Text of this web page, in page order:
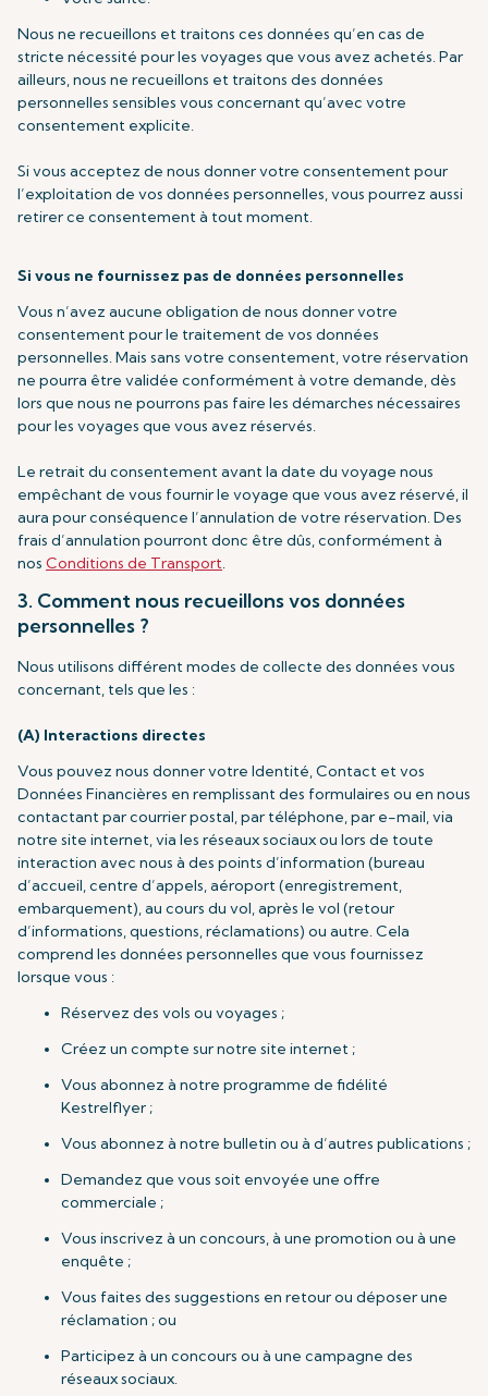
Nous ne recueillons et traitons ces données qu’en cas de
stricte nécessité pour les voyages que vous avez achetés. Par
ailleurs, nous ne recueillons et traitons des données
personnelles sensibles vous concernant qu’avec votre
consentement explicite.
Si vous acceptez de nous donner votre consentement pour
l’exploitation de vos données personnelles, vous pourrez aussi
retirer ce consentement à tout moment.
Si vous ne fournissez pas de données personnelles
Vous n’avez aucune obligation de nous donner votre
consentement pour le traitement de vos données
personnelles. Mais sans votre consentement, votre réservation
ne pourra être validée conformément à votre demande, dès
lors que nous ne pourrons pas faire les démarches nécessaires
pour les voyages que vous avez réservés.
Le retrait du consentement avant la date du voyage nous
empêchant de vous fournir le voyage que vous avez réservé, il
aura pour conséquence l’annulation de votre réservation. Des
frais d’annulation pourront donc être dûs, conformément à
nos Conditions de Transport.
3. Comment nous recueillons vos données
personnelles ?
Nous utilisons différent modes de collecte des données vous
concernant, tels que les :
(A) Interactions directes
Vous pouvez nous donner votre Identité, Contact et vos
Données Financières en remplissant des formulaires ou en nous
contactant par courrier postal, par téléphone, par e-mail, via
notre site internet, via les réseaux sociaux ou lors de toute
interaction avec nous à des points d’information (bureau
d’accueil, centre d’appels, aéroport (enregistrement,
embarquement), au cours du vol, après le vol (retour
d’informations, questions, réclamations) ou autre. Cela
comprend les données personnelles que vous fournissez
lorsque vous :
Réservez des vols ou voyages ;
Créez un compte sur notre site internet ;
Vous abonnez à notre programme de fidélité
Kestrelflyer ;
Vous abonnez à notre bulletin ou à d’autres publications ;
Demandez que vous soit envoyée une offre
commerciale ;
Vous inscrivez à un concours, à une promotion ou à une
enquête ;
Vous faites des suggestions en retour ou déposer une
réclamation ; ou
Participez à un concours ou à une campagne des
réseaux sociaux.